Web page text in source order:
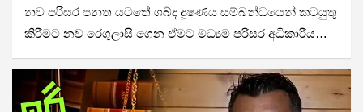
නව පරිසර පනත යටතේ ශබ්ද දූෂණය සම්බන්ධයෙන් කටයුතු
කිරීමට නව රෙගුලාසි ගෙන ඒමට මධ්‍යම පරිසර අධිකාරීය…